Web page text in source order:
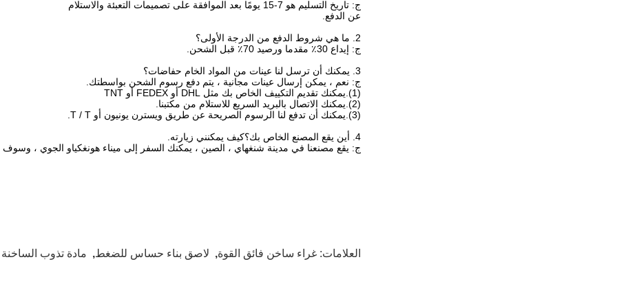
ج: تاريخ التسليم هو 7-15 يومًا بعد الموافقة على تصميمات التعبئة والاستلام
عن الدفع.
2. ما هي شروط الدفع من الدرجة الأولى؟
ج: إيداع 30٪ مقدما ورصيد 70٪ قبل الشحن.
3. يمكنك أن ترسل لنا عينات من المواد الخام حفاضات؟
ج: نعم ، يمكن إرسال عينات مجانية ، يتم دفع رسوم الشحن بواسطتك.
(1).يمكنك تقديم التكييف الخاص بك مثل DHL أو FEDEX أو TNT
(2).يمكنك الاتصال بالبريد السريع للاستلام من مكتبنا.
(3).يمكنك أن تدفع لنا الرسوم الصريحة عن طريق ويسترن يونيون أو T / T.
4. أين يقع المصنع الخاص بك؟كيف يمكنني زيارته.
ج: يقع مصنعنا في مدينة شنغهاي ، الصين ، يمكنك السفر إلى ميناء هونغكياو الجوي ، وسوف
العلامات: غراء ساخن فائق القوة, لاصق بناء حساس للضغط, مادة تذوب الساخنة